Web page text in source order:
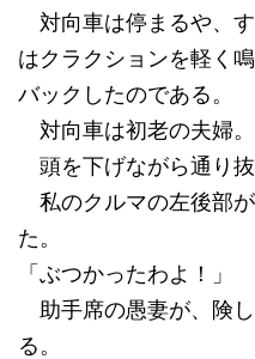
対向車は停まるや、
はクラクションを軽く
バックしたのである。
対向車は初老の夫婦。
頭を下げながら通り抜
私のクルマの左後部
た。
「ぶつかったわよ！」
助手席の愚妻が、険
る。